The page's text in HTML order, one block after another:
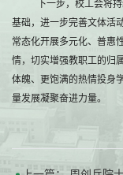
下一步，校工会将
基础，进一步完善文体活
常态化开展多元化、普惠
情，切实增强教职工的归
体魄、更饱满的热情投身
量发展凝聚奋进力量。